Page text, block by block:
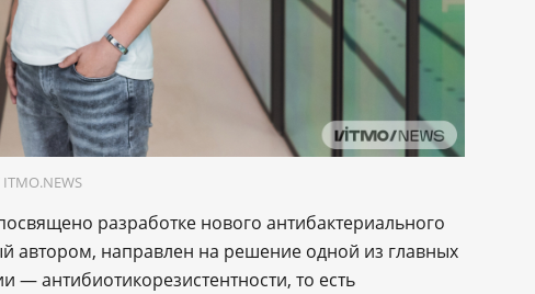
разработке нового антибактериального
автором, направлен на решение одной из главных
антибиотикорезистентности, то есть